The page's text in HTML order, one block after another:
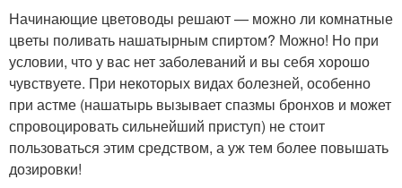
Начинающие цветоводы решают — можно ли комнатные
цветы поливать нашатырным спиртом? Можно! Но при
условии, что у вас нет заболеваний и вы себя хорошо
чувствуете. При некоторых видах болезней, особенно
при астме (нашатырь вызывает спазмы бронхов и может
спровоцировать сильнейший приступ) не стоит
пользоваться этим средством, а уж тем более повышать
дозировки!